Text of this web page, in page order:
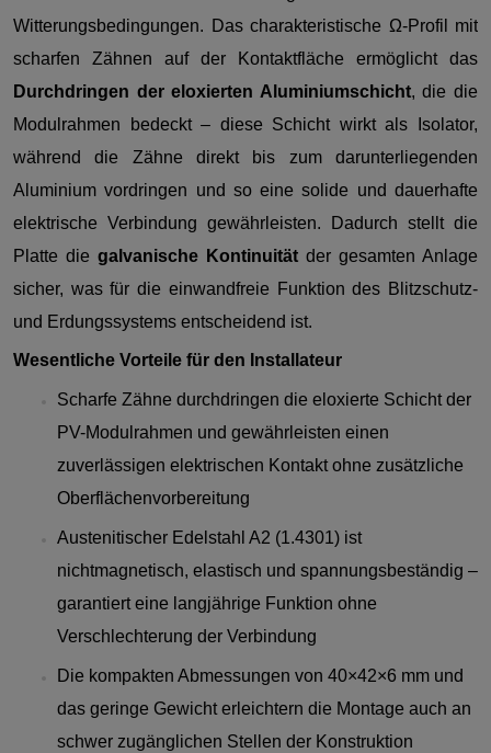
Witterungsbedingungen. Das charakteristische Ω-Profil mit
scharfen Zähnen auf der Kontaktfläche ermöglicht das
Durchdringen der eloxierten Aluminiumschicht, die die
Modulrahmen bedeckt – diese Schicht wirkt als Isolator,
während die Zähne direkt bis zum darunterliegenden
Aluminium vordringen und so eine solide und dauerhafte
elektrische Verbindung gewährleisten. Dadurch stellt die
Platte die galvanische Kontinuität der gesamten Anlage
sicher, was für die einwandfreie Funktion des Blitzschutz-
und Erdungssystems entscheidend ist.
Wesentliche Vorteile für den Installateur
Scharfe Zähne durchdringen die eloxierte Schicht der
PV-Modulrahmen und gewährleisten einen
zuverlässigen elektrischen Kontakt ohne zusätzliche
Oberflächenvorbereitung
Austenitischer Edelstahl A2 (1.4301) ist
nichtmagnetisch, elastisch und spannungsbeständig –
garantiert eine langjährige Funktion ohne
Verschlechterung der Verbindung
Die kompakten Abmessungen von 40×42×6 mm und
das geringe Gewicht erleichtern die Montage auch an
schwer zugänglichen Stellen der Konstruktion